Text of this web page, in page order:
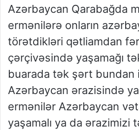
Azərbaycan Qarabağda
ermənilərə onların
törətdikləri qətliamdan
çərçivəsində yaşamağı
buarada tək şərt bundan
Azərbaycan ərazisində
ermənilər Azərbaycan
yaşamalı ya da ərazimizi